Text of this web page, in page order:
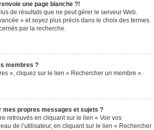
une page blanche ?!
de résultats que ne peut gérer le serveur Web.
» et soyez plus précis dans le choix des termes
par la recherche.
membres ?
», cliquez sur le lien « Rechercher un membre ».
mes propres messages et sujets ?
retrouvés en cliquant sur le lien « Voir vos
de l’utilisateur, en cliquant sur le lien « Rechercher